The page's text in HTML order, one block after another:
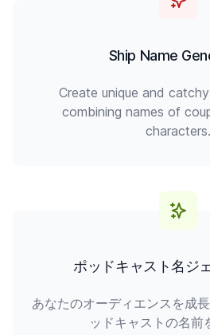
Ship Name
Create unique and
combining names of
characters.
ポッドキャスト名ジ
あなたのオーディエンスを成
ッドキャストの名前